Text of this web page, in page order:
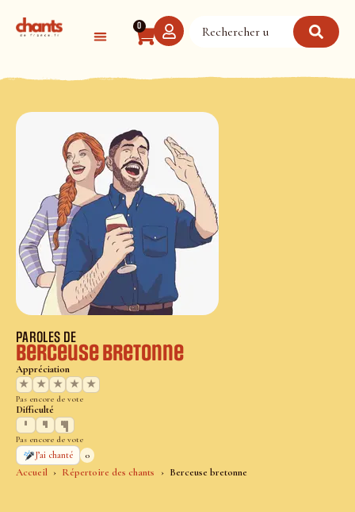
0
Accueil Répertoire des chants Berceuse bretonne
PAROLES DE
Berceuse bretonne
Appréciation
★
★ ★ ★ ★
Pas encore de vote
Difficulté
Pas encore de vote
J’ai chanté
0